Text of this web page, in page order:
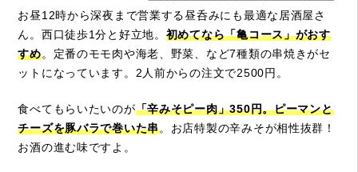
お昼12時から深夜まで営業する昼呑みにも最適な居酒屋さ
ん。西口徒歩1分と好立地。 初めてなら「亀コース」がおす
すめ。定番のモモ肉や海老、野菜、など7種類の串焼きがセ
ットになっています。2人前からの注文で2500円。
食べてもらいたいのが「辛みそピー肉」350円。ピーマンと
チーズを豚バラで巻いた串。お店特製の辛みそが相性抜群！
お酒の進む味ですよ。